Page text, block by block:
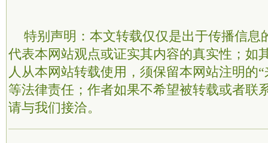
特别声明：本文转载仅仅是出于传播信息
代表本网站观点或证实其内容的真实性；如
人从本网站转载使用，须保留本网站注明的
等法律责任；作者如果不希望被转载或者联
请与我们接洽。